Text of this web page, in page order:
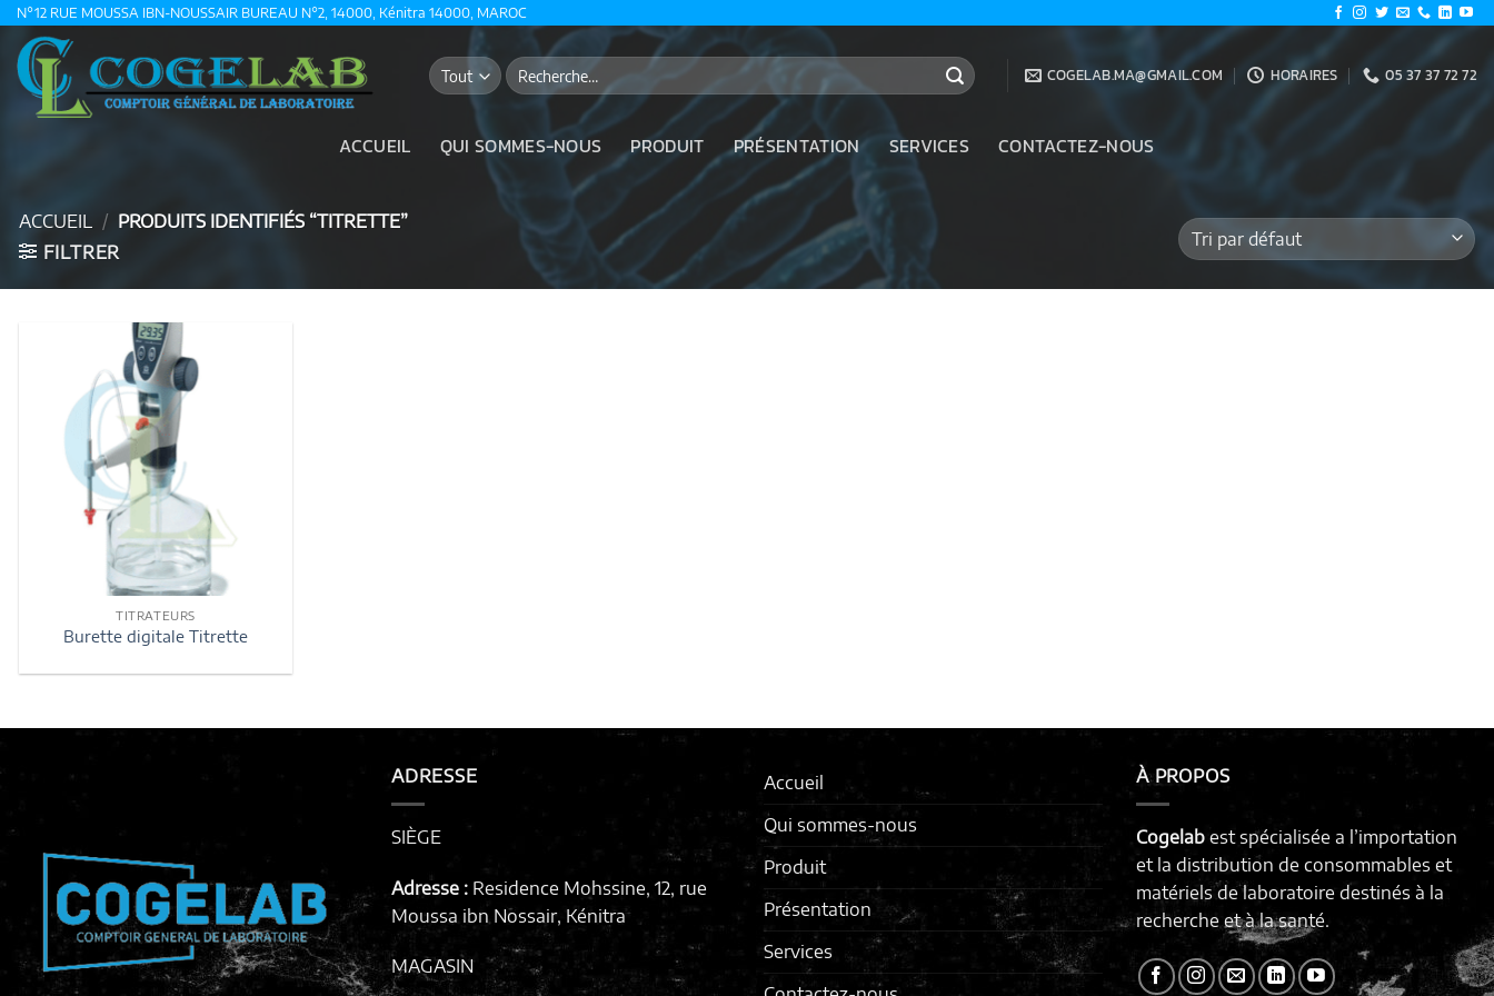
Passer
contenu
N°12 RUE MOUSSA IBN-NOUSSAIR BUREAU N°2, 14000, Kénitra 14000, MAROC
Recherche
pour :
COGELAB.MA@GMAIL.COM HORAIRES 05 37 37 72 72
ACCUEIL QUI SOMMES-NOUS PRODUIT PRÉSENTATION SERVICES CONTACTEZ-NOUS
ACCUEIL / PRODUITS IDENTIFIÉS “TITRETTE”
FILTRER
TITRATEURS
Burette digitale Titrette
ADRESSE
SIÈGE
Adresse : Residence Mohssine, 12, rue
Moussa ibn Nossair, Kénitra
MAGASIN
Accueil
Qui sommes-nous
Produit
Présentation
Services
À PROPOS
Cogelab est spécialisée a l’importation
et la distribution de consommables et
matériels de laboratoire destinés à la
recherche et à la santé.